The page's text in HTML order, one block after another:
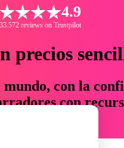
4.9
reviews on Trustpilot
precios
con la
con
presupuesto.